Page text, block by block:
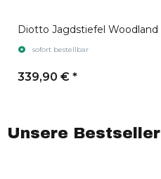
Diotto Jagdstiefel Woodland
sofort bestellbar
339,90 € *
Unsere Bestseller